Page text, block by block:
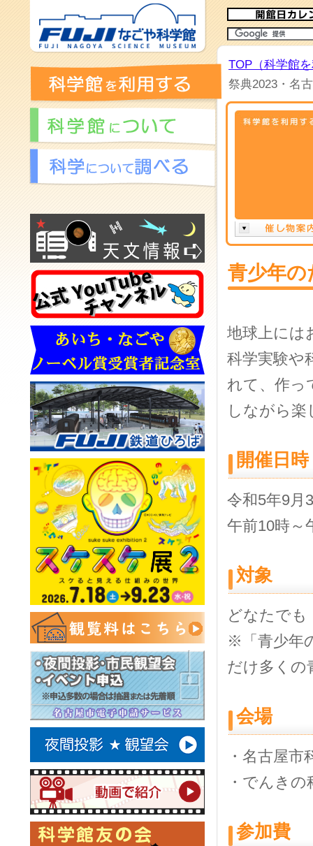
TOP（科学館
祭典2023・名
青少年の
地球上には
科学実験や
れて、作っ
しながら
開催日時
令和5年9月
午前10時～
対象
どなたでも
※「青少年
だけ多くの
会場
・名古屋
・でんき
参加費